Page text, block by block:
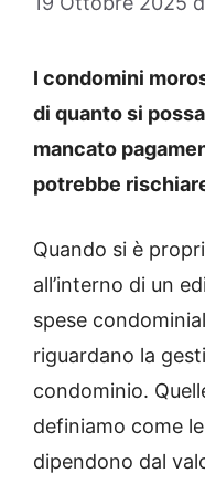
I condomini
di quanto si
mancato
potrebbe
Quando si è
all’interno di un
spese
riguardano la
condominio.
definiamo come
dipendono dal